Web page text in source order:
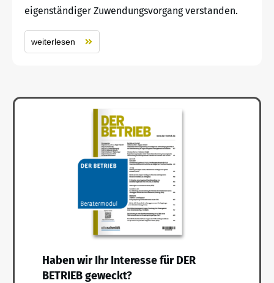
eigenständiger Zuwendungsvorgang verstanden.
weiterlesen
Haben wir Ihr Interesse für DER
BETRIEB geweckt?